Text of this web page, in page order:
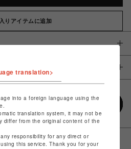
りアイテムに追加
translation>
into a foreign language using the
translation system, it may not be
differ from the original content of the
responsibility for any direct or
this service. Thank you for your